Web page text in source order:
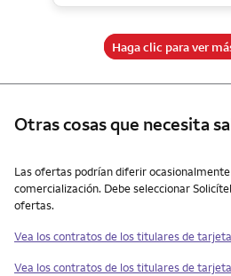
Haga clic para ver
Otras cosas que necesita
Otras cosas que necesita saber
Las ofertas podrían diferir
comercialización. Debe seleccionar
ofertas.
Vea los contratos de los titulares de
Vea los contratos de los titulares de